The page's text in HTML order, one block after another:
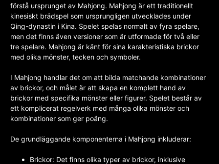
förstå ursprunget av Mahjong. Mahjong är ett traditionellt
kinesiskt brädspel som ursprungligen utvecklades under
Qing-dynastin i Kina. Spelet spelas normalt av fyra spelare,
men det finns även versioner som är utformade för två eller
tre spelare. Mahjong är känt för sina karakteristiska brickor
med olika mönster, tecken och symboler.
I Mahjong handlar det om att bilda matchande kombinationer
av brickor, och målet är att skapa en komplett hand av
brickor med specifika mönster eller figurer. Spelet består av
ett komplicerat regelverk med många olika mönster och
kombinationer som ger poäng.
De grundläggande komponenterna i Mahjong inkluderar:
Brickor: Det finns olika typer av brickor, inklusive